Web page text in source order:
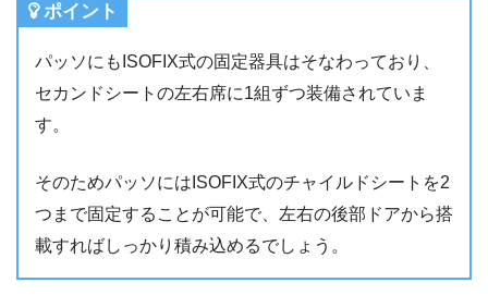
ポイント
パッソにもISOFIX式の固定器具はそなわっており、
セカンドシートの左右席に1組ずつ装備されていま
す。
そのためパッソにはISOFIX式のチャイルドシートを2
つまで固定することが可能で、左右の後部ドアから搭
載すればしっかり積み込めるでしょう。